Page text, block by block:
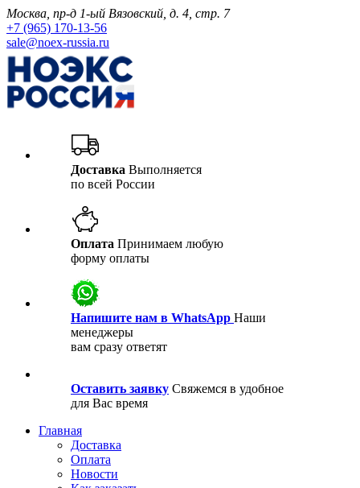
Москва, пр-д 1-ый Вязовский, д. 4, стр. 7
+7 (965) 170-13-56
sale@noex-russia.ru
Доставка Выполняется
по всей России
Оплата Принимаем любую
форму оплаты
Напишите нам в WhatsApp Наши
менеджеры
вам сразу ответят
Оставить заявку Свяжемся в удобное
для Вас время
Главная
Доставка
Оплата
Новости